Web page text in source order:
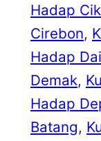
Hadap
Cirebon,
Hadap
Demak,
Hadap
Batang,